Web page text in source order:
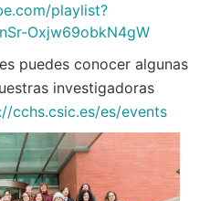
playlist?
Oxjw69obkN4gW
puedes conocer algunas
investigadoras
cchs.csic.es/es/events